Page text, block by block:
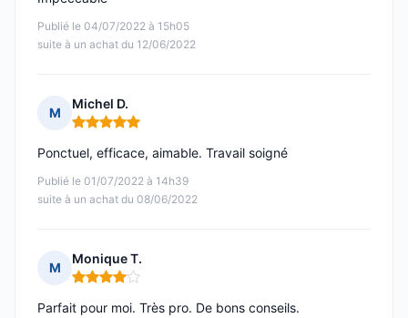
Publié le 04/07/2022 à 15h05
suite à un achat du 12/06/2022
M
Michel D.
Note : 5 sur 5
Publié le 01/07/2022 à 14h39
suite à un achat du 08/06/2022
Ponctuel, efficace, aimable. Travail soigné
M
Monique T.
Note : 4 sur 5
Parfait pour moi. Très pro. De bons conseils.